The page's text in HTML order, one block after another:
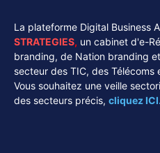
La plateforme Digital Business
STRATEGIES, un cabinet d'e-
branding, de Nation branding
secteur des TIC, des
Vous souhaitez une veille
des secteurs précis, cliquez ICI.